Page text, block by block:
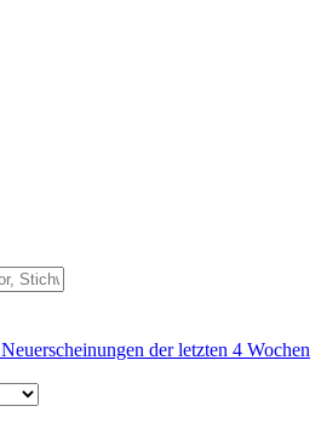
Neuerscheinungen der letzten 4 Wochen